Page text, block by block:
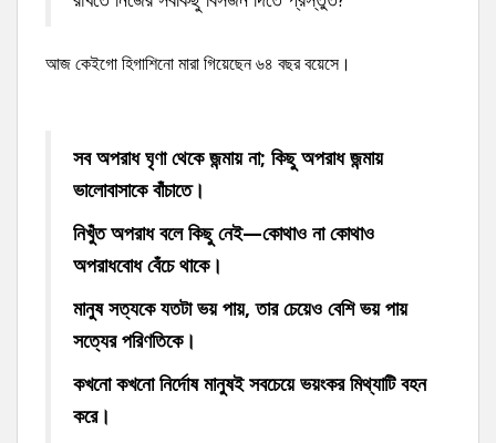
আজ কেইগো হিগাশিনো মারা গিয়েছেন ৬৪ বছর বয়েসে।
সব অপরাধ ঘৃণা থেকে জন্মায় না; কিছু অপরাধ জন্মায়
ভালোবাসাকে বাঁচাতে।
নিখুঁত অপরাধ বলে কিছু নেই—কোথাও না কোথাও
অপরাধবোধ বেঁচে থাকে।
মানুষ সত্যকে যতটা ভয় পায়, তার চেয়েও বেশি ভয় পায়
সত্যের পরিণতিকে।
কখনো কখনো নির্দোষ মানুষই সবচেয়ে ভয়ংকর মিথ্যাটি বহন
করে।